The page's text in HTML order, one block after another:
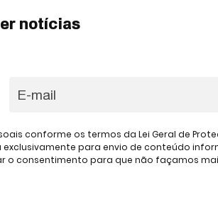
notícias
conforme os termos da Lei Geral de
para envio de conteúdo
o consentimento para que não façamos